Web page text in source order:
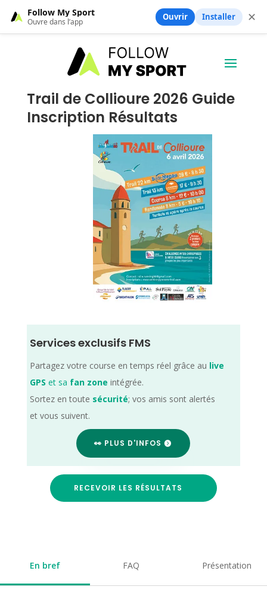
Trail de Collioure 2026 Guide
Inscription Résultats
Services exclusifs FMS
Partagez votre course en temps réel grâce au live
GPS et sa fan zone intégrée.
Sortez en toute sécurité; vos amis sont alertés
et vous suivent.
👀 PLUS D'INFOS
RECEVOIR LES RÉSULTATS
En bref FAQ Présentation
Follow My Sport
Ouvre dans l’app Ouvrir Installer ✕